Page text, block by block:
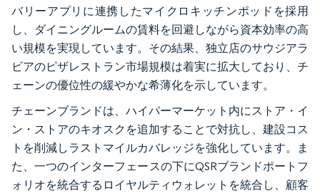
バリーアプリに連携したマイクロキッチンポッドを採用
し、ダイニングルームの賃料を回避しながら資本効率の高
い規模を実現しています。その結果、独立店のサウジアラ
ビアのピザレストラン市場規模は着実に拡大しており、チ
ェーンの優位性の緩やかな希薄化を示しています。
チェーンブランドは、ハイパーマーケット内にストア・イ
ン・ストアのキオスクを追加することで対抗し、建設コス
トを削減しラストマイルカバレッジを強化しています。ま
た、一つのインターフェースの下にQSRブランドポートフ
ォリオを統合するロイヤルティウォレットを統合し、顧客